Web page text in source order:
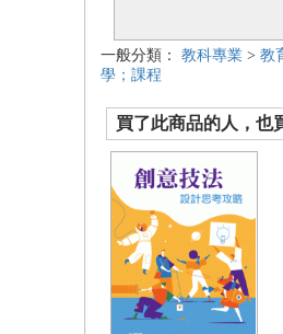
一般分類： 教科專業 > 教
學；課程
買了此商品的人，也